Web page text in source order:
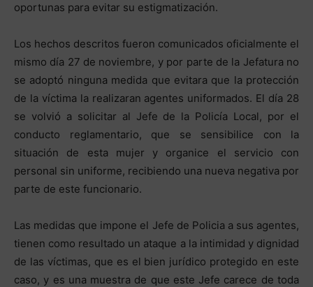
oportunas para evitar su estigmatización.
Los hechos descritos fueron comunicados oficialmente el
mismo día 27 de noviembre, y por parte de la Jefatura no
se adoptó ninguna medida que evitara que la protección
de la víctima la realizaran agentes uniformados. El día 28
se volvió a solicitar al Jefe de la Policía Local, por el
conducto reglamentario, que se sensibilice con la
situación de esta mujer y organice el servicio con
personal sin uniforme, recibiendo una nueva negativa por
parte de este funcionario.
Las medidas que impone el Jefe de Policia a sus agentes,
tienen como resultado un ataque a la intimidad y dignidad
de las víctimas, que es el bien jurídico protegido en este
caso, y es una muestra de que este Jefe carece de toda